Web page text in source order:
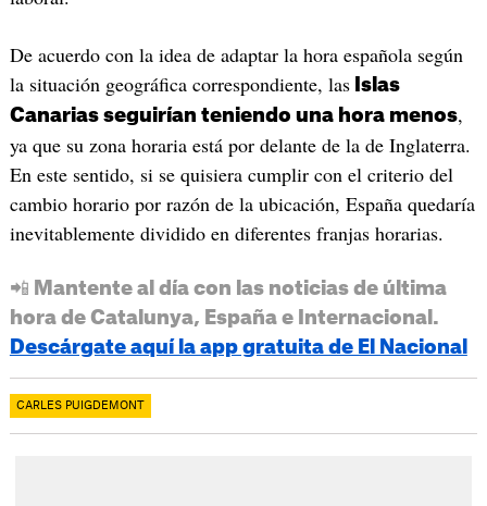
De acuerdo con la idea de adaptar la hora española según
la situación geográfica correspondiente, lasIslas
Canarias seguirían teniendo una hora menos,
ya que su zona horaria está por delante de la de Inglaterra.
En este sentido, si se quisiera cumplir con el criterio del
cambio horario por razón de la ubicación, España quedaría
inevitablemente dividido en diferentes franjas horarias.
📲 Mantente al día con las noticias de última
hora de Catalunya, España e Internacional.
Descárgate aquí la app gratuita de El Nacional
CARLES PUIGDEMONT